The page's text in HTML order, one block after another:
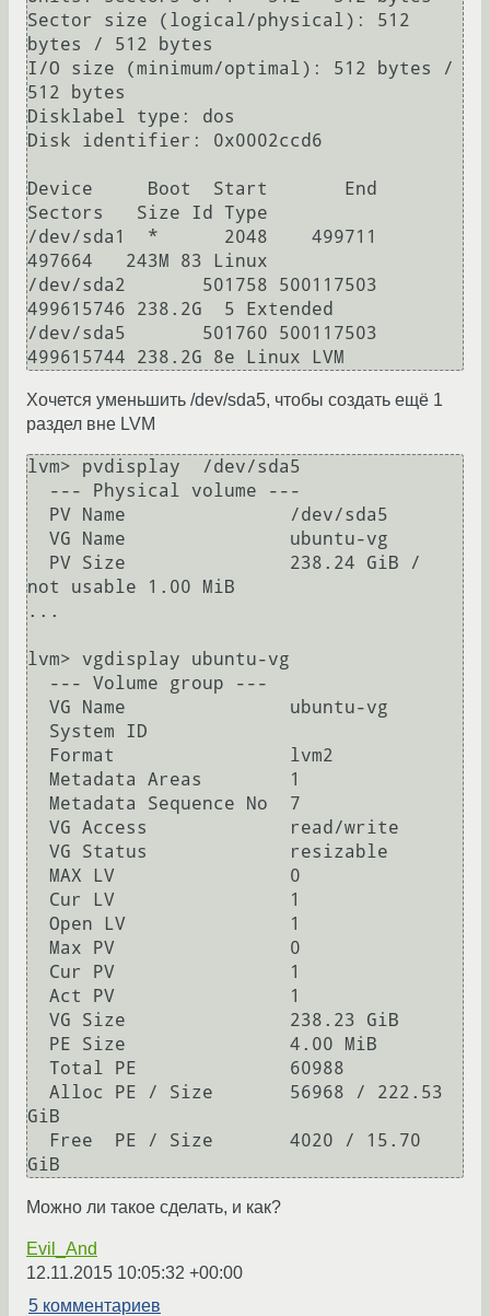
Sector size (logical/physical): 512
bytes / 512 bytes
I/O size (minimum/optimal): 512 bytes /
512 bytes
Disklabel type: dos
Disk identifier: 0x0002ccd6
Device     Boot  Start       End
Sectors   Size Id Type
/dev/sda1  *      2048    499711
497664   243M 83 Linux
/dev/sda2       501758 500117503
499615746 238.2G  5 Extended
/dev/sda5       501760 500117503
Хочется уменьшить /dev/sda5, чтобы создать ещё 1
раздел вне LVM
lvm> pvdisplay  /dev/sda5
not usable 1.00 MiB
...
lvm> vgdisplay ubuntu-vg
GiB
Можно ли такое сделать, и как?
Evil_And
12.11.2015 10:05:32 +00:00
5 комментариев